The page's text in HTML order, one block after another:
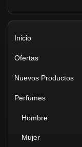
Inicio
Ofertas
Nuevos Productos
Perfumes
Hombre
Mujer